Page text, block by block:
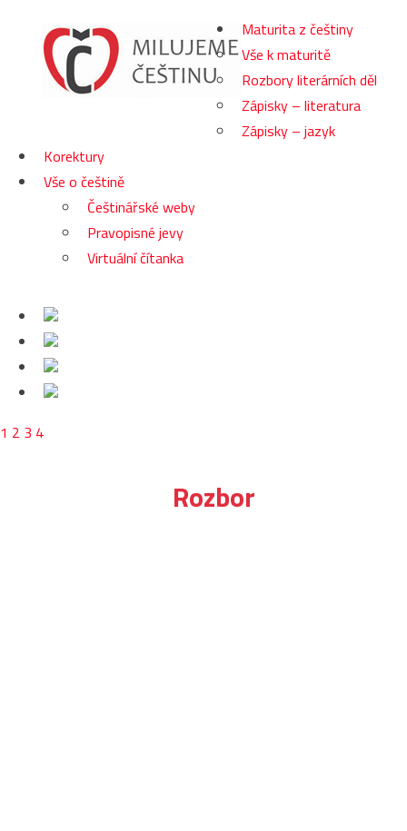
Maturita z češtiny
Vše k maturitě
Rozbory literárních děl
Zápisky – literatura
Zápisky – jazyk
Korektury
Vše o češtině
Češtinářské weby
Pravopisné jevy
Virtuální čítanka
1 2 3 4
Rozbor